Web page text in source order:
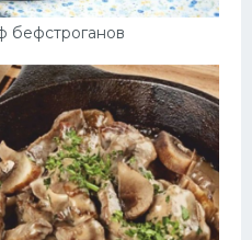
бефстроганов